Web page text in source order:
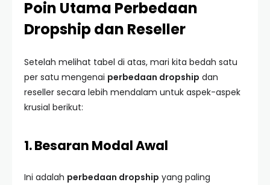
Poin Utama Perbedaan
Dropship dan Reseller
Setelah melihat tabel di atas, mari kita bedah satu
per satu mengenai perbedaan dropship dan
reseller secara lebih mendalam untuk aspek-aspek
krusial berikut:
1. Besaran Modal Awal
Ini adalah perbedaan dropship yang paling